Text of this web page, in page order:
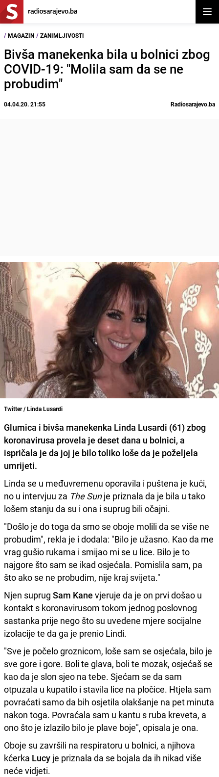
/ MAGAZIN / ZANIMLJIVOSTI
Bivša manekenka bila u bolnici zbog
COVID-19: "Molila sam da se ne
probudim"
04.04.20. 21:55 Radiosarajevo.ba
Twitter / Linda Lusardi
Glumica i bivša manekenka Linda Lusardi (61) zbog
koronavirusa provela je deset dana u bolnici, a
ispričala je da joj je bilo toliko loše da je poželjela
umrijeti.
Linda se u međuvremenu oporavila i puštena je kući,
no u intervjuu za The Sunje priznala da je bila u tako
lošem stanju da su i ona i suprug bili očajni.
"Došlo je do toga da smo se oboje molili da se više ne
probudim", rekla je i dodala: "Bilo je užasno. Kao da me
vrag gušio rukama i smijao mi se u lice. Bilo je to
najgore što sam se ikad osjećala. Pomislila sam, pa
što ako se ne probudim, nije kraj svijeta."
Njen suprug Sam Kane vjeruje da je on prvi došao u
kontakt s koronavirusom tokom jednog poslovnog
sastanka prije nego što su uvedene mjere socijalne
izolacije te da ga je prenio Lindi.
"Sve je počelo groznicom, loše sam se osjećala, bilo je
sve gore i gore. Boli te glava, boli te mozak, osjećaš se
kao da je slon sjeo na tebe. Sjećam se da sam
otpuzala u kupatilo i stavila lice na pločice. Htjela sam
povraćati samo da bih osjetila olakšanje na pet minuta
nakon toga. Povraćala sam u kantu s ruba kreveta, a
ono što je izlazilo bilo je plave boje", opisala je ona.
Oboje su završili na respiratoru u bolnici, a njihova
kćerka Lucy je priznala da se bojala da ih nikad više
neće vidjeti.